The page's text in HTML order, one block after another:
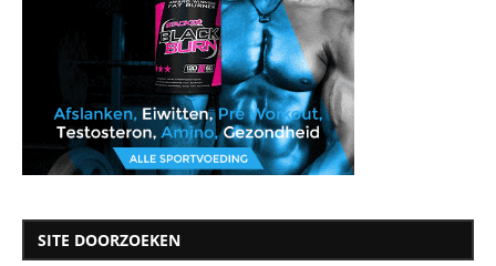
SITE DOORZOEKEN